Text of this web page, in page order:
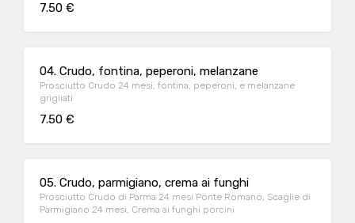
7.50 €
04. Crudo, fontina, peperoni, melanzane
Prosciutto Crudo 24 mesi, fontina, peperoni, e melanzane
grigliati
7.50 €
05. Crudo, parmigiano, crema ai funghi
Prosciutto Crudo di Parma 24 mesi Ponte Romano, Scaglie di
Parmigiano 24 mesi, Crema ai funghi porcini